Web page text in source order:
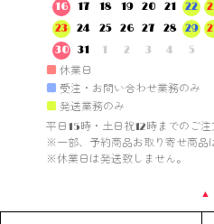
16
17 18 19 20 21
22
23
24 25 26 27 28
29
30
31 1 2 3 4 5
■ 休業日
■ 受注・お問い合わせ業務のみ
■ 発送業務のみ
平日15時・土日祝12時までのご注
※一部、予約商品お取り寄せ商品
※休業日は発送致しません。
▲